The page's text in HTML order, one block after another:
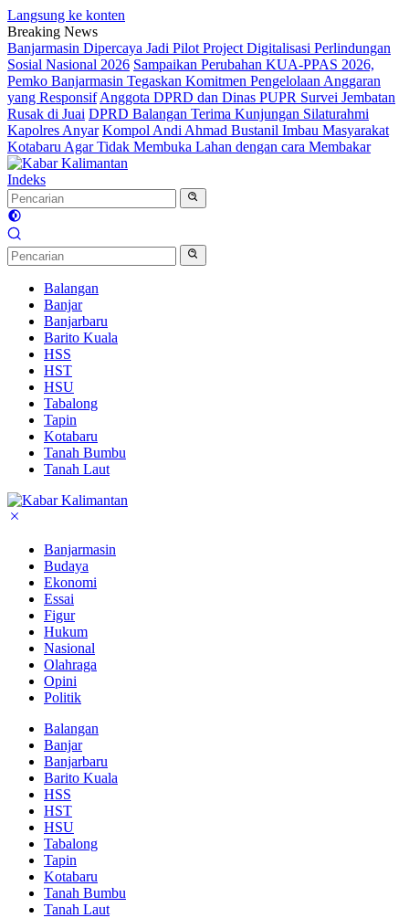
Langsung ke konten
Breaking News
Banjarmasin Dipercaya Jadi Pilot Project Digitalisasi Perlindungan
Sosial Nasional 2026 Sampaikan Perubahan KUA-PPAS 2026,
Pemko Banjarmasin Tegaskan Komitmen Pengelolaan Anggaran
yang Responsif Anggota DPRD dan Dinas PUPR Survei Jembatan
Rusak di Juai DPRD Balangan Terima Kunjungan Silaturahmi
Kapolres Anyar Kompol Andi Ahmad Bustanil Imbau Masyarakat
Kotabaru Agar Tidak Membuka Lahan dengan cara Membakar
Indeks
Balangan
Banjar
Banjarbaru
Barito Kuala
HSS
HST
HSU
Tabalong
Tapin
Kotabaru
Tanah Bumbu
Tanah Laut
Banjarmasin
Budaya
Ekonomi
Essai
Figur
Hukum
Nasional
Olahraga
Opini
Politik
Balangan
Banjar
Banjarbaru
Barito Kuala
HSS
HST
HSU
Tabalong
Tapin
Kotabaru
Tanah Bumbu
Tanah Laut